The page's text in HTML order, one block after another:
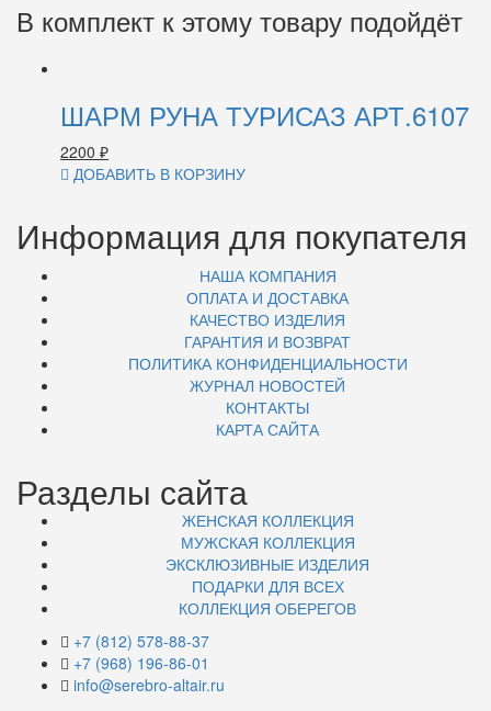
В комплект к этому товару подойдёт
ШАРМ РУНА ТУРИСАЗ АРТ.6107
2200 ₽
ДОБАВИТЬ В КОРЗИНУ
Информация для покупателя
НАША КОМПАНИЯ
ОПЛАТА И ДОСТАВКА
КАЧЕСТВО ИЗДЕЛИЯ
ГАРАНТИЯ И ВОЗВРАТ
ПОЛИТИКА КОНФИДЕНЦИАЛЬНОСТИ
ЖУРНАЛ НОВОСТЕЙ
КОНТАКТЫ
КАРТА САЙТА
Разделы сайта
ЖЕНСКАЯ КОЛЛЕКЦИЯ
МУЖСКАЯ КОЛЛЕКЦИЯ
ЭКСКЛЮЗИВНЫЕ ИЗДЕЛИЯ
ПОДАРКИ ДЛЯ ВСЕХ
КОЛЛЕКЦИЯ ОБЕРЕГОВ
+7 (812) 578-88-37
+7 (968) 196-86-01
info@serebro-altair.ru